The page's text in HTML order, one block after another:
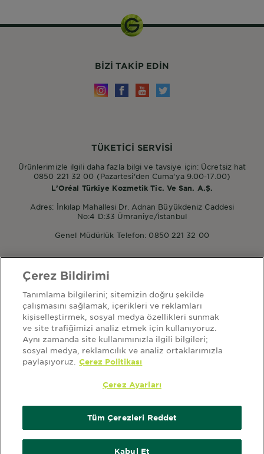
HAKKIMIZDA
garnier hakkında sitemap
kvkk başvuru form
çerez ayarları çerez politikası
Ülke
Ülke
TÜKETİCİ SERVİSİ
Ürünlerimizle ilgili daha fazla bilgi ve tavsiye için: Ücretsiz hat
0850 221 32 00 (Pazartesi'den Cuma'ya 9.00-17.00)
L’Oréal Türkiye Kozmetik Tic. Ve San. A.Ş.
Adres: İnkılap Mahallesi Dr. Adnan Büyükdeniz Caddesi
No:4 D:33 Ümraniye/İstanbul
Genel Müdürlük Telefon: 0850 221 32 00
POPÜLER ÜRÜNLER
Garnier Micellar
Garnier Mineral Saf ve Temiz
Garnier Nem Bombası
BIZI TAKIP EDIN
Çerez Bildirimi
Tanımlama bilgilerini; sitemizin doğru şekilde
çalışmasını sağlamak, içerikleri ve reklamları
kişiselleştirmek, sosyal medya özellikleri sunmak
ve site trafiğimizi analiz etmek için kullanıyoruz.
Aynı zamanda site kullanımınızla ilgili bilgileri;
sosyal medya, reklamcılık ve analiz ortaklarımızla
paylaşıyoruz.
Çerez Politikası
Çerez Ayarları
Tüm Çerezleri Reddet
Kabul Et